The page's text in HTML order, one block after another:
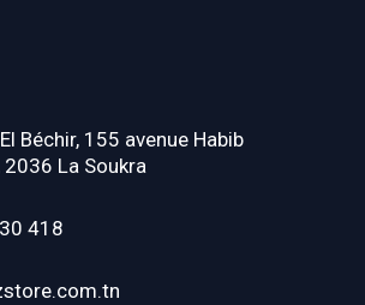
Béchir, 155 avenue Habib
2036 La Soukra
418